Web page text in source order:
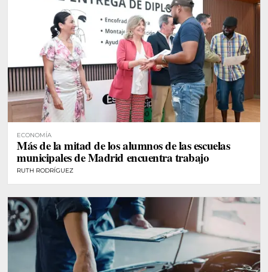
ECONOMÍA
Más de la mitad de los alumnos de las escuelas
municipales de Madrid encuentra trabajo
RUTH RODRÍGUEZ